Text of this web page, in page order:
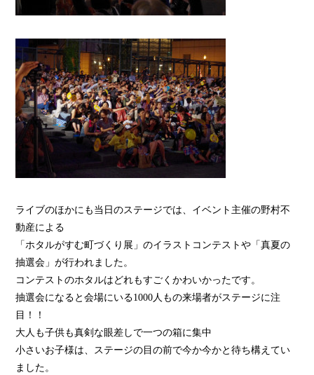
ライブのほかにも当日のステージでは、イベント主催の野村不
動産による
「ホタルがすむ町づくり展」のイラストコンテストや「真夏の
抽選会」が行われました。
コンテストのホタルはどれもすごくかわいかったです。
抽選会になると会場にいる1000人もの来場者がステージに注
目！！
大人も子供も真剣な眼差しで一つの箱に集中
小さいお子様は、ステージの目の前で今か今かと待ち構えてい
ました。